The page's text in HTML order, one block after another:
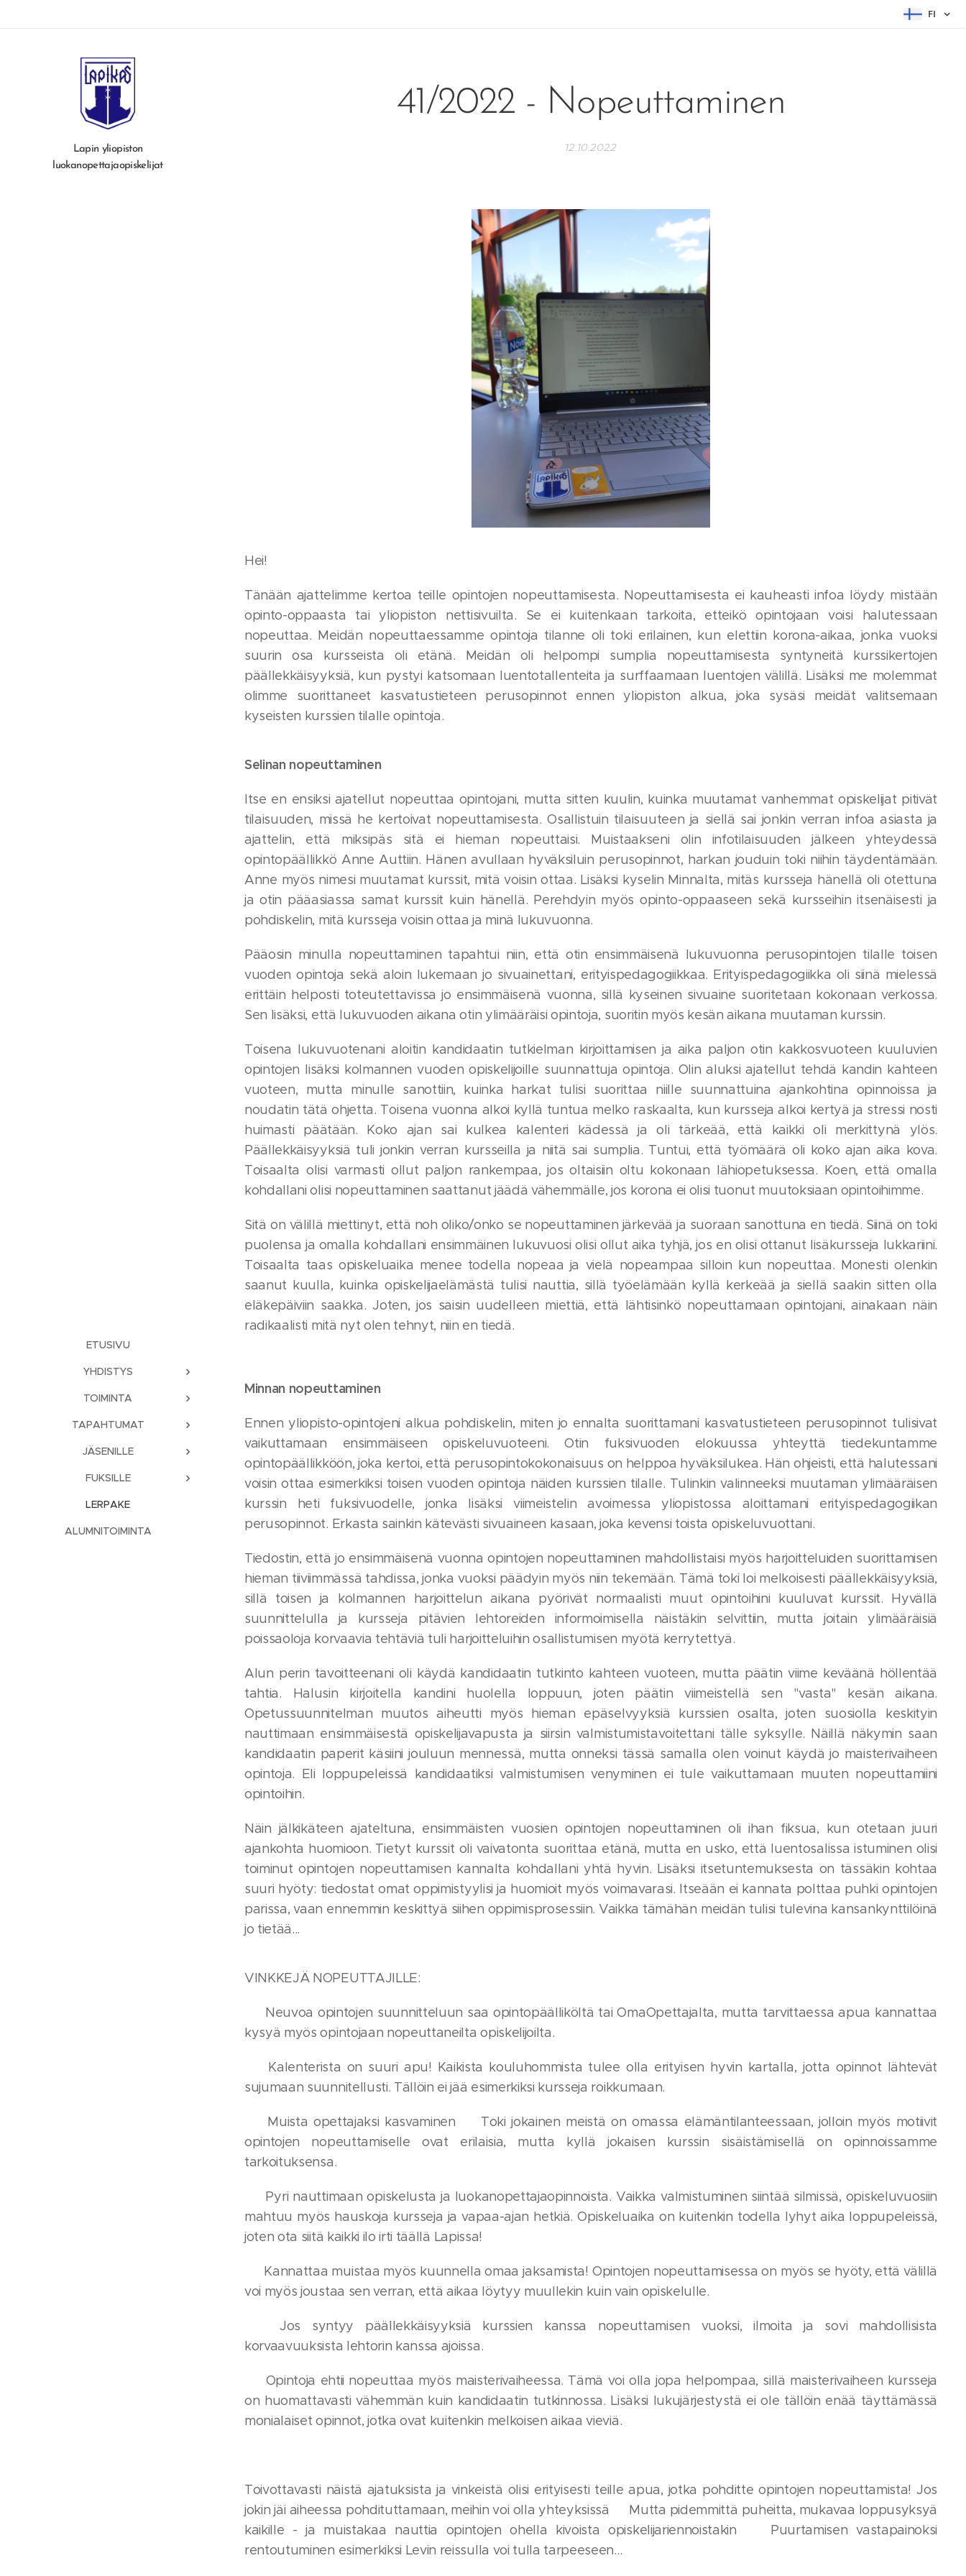
FI
Lapin yliopiston
luokanopettajaopiskelijat
ETUSIVU
YHDISTYS
TOIMINTA
TAPAHTUMAT
JÄSENILLE
FUKSILLE
LERPAKE
ALUMNITOIMINTA
41/2022 - Nopeuttaminen
12.10.2022
Hei!
Tänään ajattelimme kertoa teille opintojen nopeuttamisesta. Nopeuttamisesta ei kauheasti infoa löydy mistään
opinto-oppaasta tai yliopiston nettisivuilta. Se ei kuitenkaan tarkoita, etteikö opintojaan voisi halutessaan
nopeuttaa. Meidän nopeuttaessamme opintoja tilanne oli toki erilainen, kun elettiin korona-aikaa, jonka vuoksi
suurin osa kursseista oli etänä. Meidän oli helpompi sumplia nopeuttamisesta syntyneitä kurssikertojen
päällekkäisyyksiä, kun pystyi katsomaan luentotallenteita ja surffaamaan luentojen välillä. Lisäksi me molemmat
olimme suorittaneet kasvatustieteen perusopinnot ennen yliopiston alkua, joka sysäsi meidät valitsemaan
kyseisten kurssien tilalle opintoja.
Selinan nopeuttaminen
Itse en ensiksi ajatellut nopeuttaa opintojani, mutta sitten kuulin, kuinka muutamat vanhemmat opiskelijat pitivät
tilaisuuden, missä he kertoivat nopeuttamisesta. Osallistuin tilaisuuteen ja siellä sai jonkin verran infoa asiasta ja
ajattelin, että miksipäs sitä ei hieman nopeuttaisi. Muistaakseni olin infotilaisuuden jälkeen yhteydessä
opintopäällikkö Anne Auttiin. Hänen avullaan hyväksiluin perusopinnot, harkan jouduin toki niihin täydentämään.
Anne myös nimesi muutamat kurssit, mitä voisin ottaa. Lisäksi kyselin Minnalta, mitäs kursseja hänellä oli otettuna
ja otin pääasiassa samat kurssit kuin hänellä. Perehdyin myös opinto-oppaaseen sekä kursseihin itsenäisesti ja
pohdiskelin, mitä kursseja voisin ottaa ja minä lukuvuonna.
Pääosin minulla nopeuttaminen tapahtui niin, että otin ensimmäisenä lukuvuonna perusopintojen tilalle toisen
vuoden opintoja sekä aloin lukemaan jo sivuainettani, erityispedagogiikkaa. Erityispedagogiikka oli siinä mielessä
erittäin helposti toteutettavissa jo ensimmäisenä vuonna, sillä kyseinen sivuaine suoritetaan kokonaan verkossa.
Sen lisäksi, että lukuvuoden aikana otin ylimääräisi opintoja, suoritin myös kesän aikana muutaman kurssin.
Toisena lukuvuotenani aloitin kandidaatin tutkielman kirjoittamisen ja aika paljon otin kakkosvuoteen kuuluvien
opintojen lisäksi kolmannen vuoden opiskelijoille suunnattuja opintoja. Olin aluksi ajatellut tehdä kandin kahteen
vuoteen, mutta minulle sanottiin, kuinka harkat tulisi suorittaa niille suunnattuina ajankohtina opinnoissa ja
noudatin tätä ohjetta. Toisena vuonna alkoi kyllä tuntua melko raskaalta, kun kursseja alkoi kertyä ja stressi nosti
huimasti päätään. Koko ajan sai kulkea kalenteri kädessä ja oli tärkeää, että kaikki oli merkittynä ylös.
Päällekkäisyyksiä tuli jonkin verran kursseilla ja niitä sai sumplia. Tuntui, että työmäärä oli koko ajan aika kova.
Toisaalta olisi varmasti ollut paljon rankempaa, jos oltaisiin oltu kokonaan lähiopetuksessa. Koen, että omalla
kohdallani olisi nopeuttaminen saattanut jäädä vähemmälle, jos korona ei olisi tuonut muutoksiaan opintoihimme.
Sitä on välillä miettinyt, että noh oliko/onko se nopeuttaminen järkevää ja suoraan sanottuna en tiedä. Siinä on toki
puolensa ja omalla kohdallani ensimmäinen lukuvuosi olisi ollut aika tyhjä, jos en olisi ottanut lisäkursseja lukkariini.
Toisaalta taas opiskeluaika menee todella nopeaa ja vielä nopeampaa silloin kun nopeuttaa. Monesti olenkin
saanut kuulla, kuinka opiskelijaelämästä tulisi nauttia, sillä työelämään kyllä kerkeää ja siellä saakin sitten olla
eläkepäiviin saakka. Joten, jos saisin uudelleen miettiä, että lähtisinkö nopeuttamaan opintojani, ainakaan näin
radikaalisti mitä nyt olen tehnyt, niin en tiedä.
Minnan nopeuttaminen
Ennen yliopisto-opintojeni alkua pohdiskelin, miten jo ennalta suorittamani kasvatustieteen perusopinnot tulisivat
vaikuttamaan ensimmäiseen opiskeluvuoteeni. Otin fuksivuoden elokuussa yhteyttä tiedekuntamme
opintopäällikköön, joka kertoi, että perusopintokokonaisuus on helppoa hyväksilukea. Hän ohjeisti, että halutessani
voisin ottaa esimerkiksi toisen vuoden opintoja näiden kurssien tilalle. Tulinkin valinneeksi muutaman ylimääräisen
kurssin heti fuksivuodelle, jonka lisäksi viimeistelin avoimessa yliopistossa aloittamani erityispedagogiikan
perusopinnot. Erkasta sainkin kätevästi sivuaineen kasaan, joka kevensi toista opiskeluvuottani.
Tiedostin, että jo ensimmäisenä vuonna opintojen nopeuttaminen mahdollistaisi myös harjoitteluiden suorittamisen
hieman tiiviimmässä tahdissa, jonka vuoksi päädyin myös niin tekemään. Tämä toki loi melkoisesti päällekkäisyyksiä,
sillä toisen ja kolmannen harjoittelun aikana pyörivät normaalisti muut opintoihini kuuluvat kurssit. Hyvällä
suunnittelulla ja kursseja pitävien lehtoreiden informoimisella näistäkin selvittiin, mutta joitain ylimääräisiä
poissaoloja korvaavia tehtäviä tuli harjoitteluihin osallistumisen myötä kerrytettyä.
Alun perin tavoitteenani oli käydä kandidaatin tutkinto kahteen vuoteen, mutta päätin viime keväänä höllentää
tahtia. Halusin kirjoitella kandini huolella loppuun, joten päätin viimeistellä sen "vasta" kesän aikana.
Opetussuunnitelman muutos aiheutti myös hieman epäselvyyksiä kurssien osalta, joten suosiolla keskityin
nauttimaan ensimmäisestä opiskelijavapusta ja siirsin valmistumistavoitettani tälle syksylle. Näillä näkymin saan
kandidaatin paperit käsiini jouluun mennessä, mutta onneksi tässä samalla olen voinut käydä jo maisterivaiheen
opintoja. Eli loppupeleissä kandidaatiksi valmistumisen venyminen ei tule vaikuttamaan muuten nopeuttamiini
opintoihin.
Näin jälkikäteen ajateltuna, ensimmäisten vuosien opintojen nopeuttaminen oli ihan fiksua, kun otetaan juuri
ajankohta huomioon. Tietyt kurssit oli vaivatonta suorittaa etänä, mutta en usko, että luentosalissa istuminen olisi
toiminut opintojen nopeuttamisen kannalta kohdallani yhtä hyvin. Lisäksi itsetuntemuksesta on tässäkin kohtaa
suuri hyöty: tiedostat omat oppimistyylisi ja huomioit myös voimavarasi. Itseään ei kannata polttaa puhki opintojen
parissa, vaan ennemmin keskittyä siihen oppimisprosessiin. Vaikka tämähän meidän tulisi tulevina kansankynttilöinä
jo tietää...😂
VINKKEJÄ NOPEUTTAJILLE:
💙 Neuvoa opintojen suunnitteluun saa opintopäälliköltä tai OmaOpettajalta, mutta tarvittaessa apua kannattaa
kysyä myös opintojaan nopeuttaneilta opiskelijoilta.
💙 Kalenterista on suuri apu! Kaikista kouluhommista tulee olla erityisen hyvin kartalla, jotta opinnot lähtevät
sujumaan suunnitellusti. Tällöin ei jää esimerkiksi kursseja roikkumaan.
💙 Muista opettajaksi kasvaminen😊 Toki jokainen meistä on omassa elämäntilanteessaan, jolloin myös motiivit
opintojen nopeuttamiselle ovat erilaisia, mutta kyllä jokaisen kurssin sisäistämisellä on opinnoissamme
tarkoituksensa.
💙 Pyri nauttimaan opiskelusta ja luokanopettajaopinnoista. Vaikka valmistuminen siintää silmissä, opiskeluvuosiin
mahtuu myös hauskoja kursseja ja vapaa-ajan hetkiä. Opiskeluaika on kuitenkin todella lyhyt aika loppupeleissä,
joten ota siitä kaikki ilo irti täällä Lapissa!
💙 Kannattaa muistaa myös kuunnella omaa jaksamista! Opintojen nopeuttamisessa on myös se hyöty, että välillä
voi myös joustaa sen verran, että aikaa löytyy muullekin kuin vain opiskelulle.
💙 Jos syntyy päällekkäisyyksiä kurssien kanssa nopeuttamisen vuoksi, ilmoita ja sovi mahdollisista
korvaavuuksista lehtorin kanssa ajoissa.
💙 Opintoja ehtii nopeuttaa myös maisterivaiheessa. Tämä voi olla jopa helpompaa, sillä maisterivaiheen kursseja
on huomattavasti vähemmän kuin kandidaatin tutkinnossa. Lisäksi lukujärjestystä ei ole tällöin enää täyttämässä
monialaiset opinnot, jotka ovat kuitenkin melkoisen aikaa vieviä.
Toivottavasti näistä ajatuksista ja vinkeistä olisi erityisesti teille apua, jotka pohditte opintojen nopeuttamista! Jos
jokin jäi aiheessa pohdituttamaan, meihin voi olla yhteyksissä😊 Mutta pidemmittä puheitta, mukavaa loppusyksyä
kaikille - ja muistakaa nauttia opintojen ohella kivoista opiskelijariennoistakin😏 Puurtamisen vastapainoksi
rentoutuminen esimerkiksi Levin reissulla voi tulla tarpeeseen...